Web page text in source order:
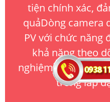
tiện chính xác,
quảDòng camera
PV với chức năng
khả năng theo
nghiệm tốt. Sản
trong lắp